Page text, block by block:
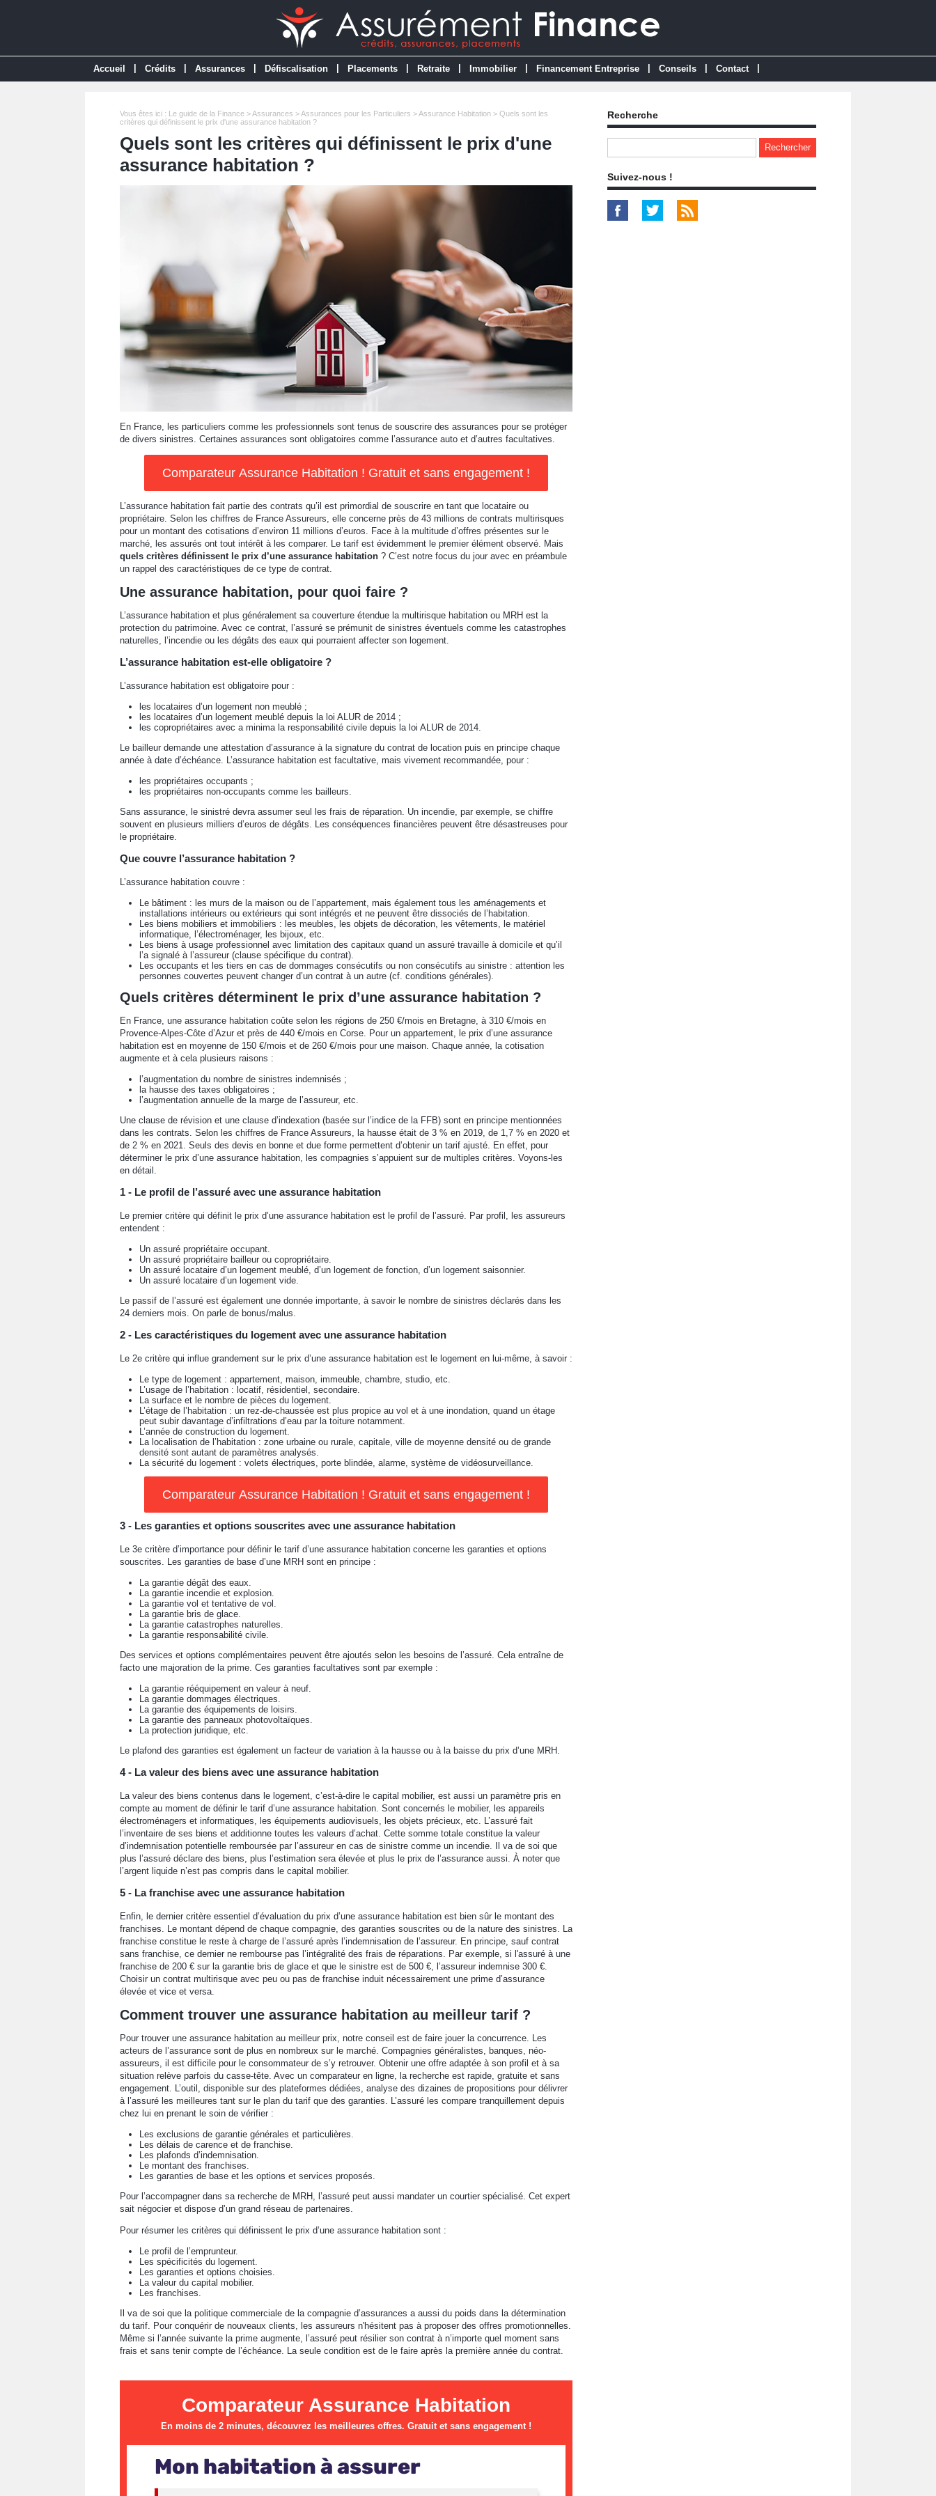
Accueil Crédits Assurances Défiscalisation Placements Retraite Immobilier Financement Entreprise Conseils Contact
Vous êtes ici : Le guide de la Finance >Assurances >Assurances pour les Particuliers >Assurance Habitation > Quels sont les
critères qui définissent le prix d'une assurance habitation ?
Quels sont les critères qui définissent le prix d'une
assurance habitation ?
En France, les particuliers comme les professionnels sont tenus de souscrire des assurances pour se protéger
de divers sinistres. Certaines assurances sont obligatoires comme l’assurance auto et d’autres facultatives.
Comparateur Assurance Habitation ! Gratuit et sans engagement !
L’assurance habitation fait partie des contrats qu’il est primordial de souscrire en tant que locataire ou
propriétaire. Selon les chiffres de France Assureurs, elle concerne près de 43 millions de contrats multirisques
pour un montant des cotisations d’environ 11 millions d’euros. Face à la multitude d’offres présentes sur le
marché, les assurés ont tout intérêt à les comparer. Le tarif est évidemment le premier élément observé. Mais
quels critères définissent le prix d’une assurance habitation ? C’est notre focus du jour avec en préambule
un rappel des caractéristiques de ce type de contrat.
Une assurance habitation, pour quoi faire ?
L’assurance habitation et plus généralement sa couverture étendue la multirisque habitation ou MRH est la
protection du patrimoine. Avec ce contrat, l’assuré se prémunit de sinistres éventuels comme les catastrophes
naturelles, l’incendie ou les dégâts des eaux qui pourraient affecter son logement.
L’assurance habitation est-elle obligatoire ?
L’assurance habitation est obligatoire pour :
les locataires d’un logement non meublé ;
les locataires d’un logement meublé depuis la loi ALUR de 2014 ;
les copropriétaires avec a minima la responsabilité civile depuis la loi ALUR de 2014.
Le bailleur demande une attestation d’assurance à la signature du contrat de location puis en principe chaque
année à date d’échéance. L’assurance habitation est facultative, mais vivement recommandée, pour :
les propriétaires occupants ;
les propriétaires non-occupants comme les bailleurs.
Sans assurance, le sinistré devra assumer seul les frais de réparation. Un incendie, par exemple, se chiffre
souvent en plusieurs milliers d’euros de dégâts. Les conséquences financières peuvent être désastreuses pour
le propriétaire.
Que couvre l’assurance habitation ?
L’assurance habitation couvre :
Le bâtiment : les murs de la maison ou de l’appartement, mais également tous les aménagements et
installations intérieurs ou extérieurs qui sont intégrés et ne peuvent être dissociés de l’habitation.
Les biens mobiliers et immobiliers : les meubles, les objets de décoration, les vêtements, le matériel
informatique, l’électroménager, les bijoux, etc.
Les biens à usage professionnel avec limitation des capitaux quand un assuré travaille à domicile et qu’il
l’a signalé à l’assureur (clause spécifique du contrat).
Les occupants et les tiers en cas de dommages consécutifs ou non consécutifs au sinistre : attention les
personnes couvertes peuvent changer d’un contrat à un autre (cf. conditions générales).
Quels critères déterminent le prix d’une assurance habitation ?
En France, une assurance habitation coûte selon les régions de 250 €/mois en Bretagne, à 310 €/mois en
Provence-Alpes-Côte d’Azur et près de 440 €/mois en Corse. Pour un appartement, le prix d’une assurance
habitation est en moyenne de 150 €/mois et de 260 €/mois pour une maison. Chaque année, la cotisation
augmente et à cela plusieurs raisons :
l’augmentation du nombre de sinistres indemnisés ;
la hausse des taxes obligatoires ;
l’augmentation annuelle de la marge de l’assureur, etc.
Une clause de révision et une clause d’indexation (basée sur l’indice de la FFB) sont en principe mentionnées
dans les contrats. Selon les chiffres de France Assureurs, la hausse était de 3 % en 2019, de 1,7 % en 2020 et
de 2 % en 2021. Seuls des devis en bonne et due forme permettent d’obtenir un tarif ajusté. En effet, pour
déterminer le prix d’une assurance habitation, les compagnies s’appuient sur de multiples critères. Voyons-les
en détail.
1 - Le profil de l’assuré avec une assurance habitation
Le premier critère qui définit le prix d’une assurance habitation est le profil de l’assuré. Par profil, les assureurs
entendent :
Un assuré propriétaire occupant.
Un assuré propriétaire bailleur ou copropriétaire.
Un assuré locataire d’un logement meublé, d’un logement de fonction, d’un logement saisonnier.
Un assuré locataire d’un logement vide.
Le passif de l’assuré est également une donnée importante, à savoir le nombre de sinistres déclarés dans les
24 derniers mois. On parle de bonus/malus.
2 - Les caractéristiques du logement avec une assurance habitation
Le 2e critère qui influe grandement sur le prix d’une assurance habitation est le logement en lui-même, à savoir :
Le type de logement : appartement, maison, immeuble, chambre, studio, etc.
L’usage de l’habitation : locatif, résidentiel, secondaire.
La surface et le nombre de pièces du logement.
L’étage de l’habitation : un rez-de-chaussée est plus propice au vol et à une inondation, quand un étage
peut subir davantage d’infiltrations d’eau par la toiture notamment.
L’année de construction du logement.
La localisation de l’habitation : zone urbaine ou rurale, capitale, ville de moyenne densité ou de grande
densité sont autant de paramètres analysés.
La sécurité du logement : volets électriques, porte blindée, alarme, système de vidéosurveillance.
Comparateur Assurance Habitation ! Gratuit et sans engagement !
3 - Les garanties et options souscrites avec une assurance habitation
Le 3e critère d’importance pour définir le tarif d’une assurance habitation concerne les garanties et options
souscrites. Les garanties de base d’une MRH sont en principe :
La garantie dégât des eaux.
La garantie incendie et explosion.
La garantie vol et tentative de vol.
La garantie bris de glace.
La garantie catastrophes naturelles.
La garantie responsabilité civile.
Des services et options complémentaires peuvent être ajoutés selon les besoins de l’assuré. Cela entraîne de
facto une majoration de la prime. Ces garanties facultatives sont par exemple :
La garantie rééquipement en valeur à neuf.
La garantie dommages électriques.
La garantie des équipements de loisirs.
La garantie des panneaux photovoltaïques.
La protection juridique, etc.
Le plafond des garanties est également un facteur de variation à la hausse ou à la baisse du prix d’une MRH.
4 - La valeur des biens avec une assurance habitation
La valeur des biens contenus dans le logement, c’est-à-dire le capital mobilier, est aussi un paramètre pris en
compte au moment de définir le tarif d’une assurance habitation. Sont concernés le mobilier, les appareils
électroménagers et informatiques, les équipements audiovisuels, les objets précieux, etc. L’assuré fait
l’inventaire de ses biens et additionne toutes les valeurs d’achat. Cette somme totale constitue la valeur
d’indemnisation potentielle remboursée par l’assureur en cas de sinistre comme un incendie. Il va de soi que
plus l’assuré déclare des biens, plus l’estimation sera élevée et plus le prix de l’assurance aussi. À noter que
l’argent liquide n’est pas compris dans le capital mobilier.
5 - La franchise avec une assurance habitation
Enfin, le dernier critère essentiel d’évaluation du prix d’une assurance habitation est bien sûr le montant des
franchises. Le montant dépend de chaque compagnie, des garanties souscrites ou de la nature des sinistres. La
franchise constitue le reste à charge de l’assuré après l’indemnisation de l’assureur. En principe, sauf contrat
sans franchise, ce dernier ne rembourse pas l’intégralité des frais de réparations. Par exemple, si l'assuré à une
franchise de 200 € sur la garantie bris de glace et que le sinistre est de 500 €, l’assureur indemnise 300 €.
Choisir un contrat multirisque avec peu ou pas de franchise induit nécessairement une prime d’assurance
élevée et vice et versa.
Comment trouver une assurance habitation au meilleur tarif ?
Pour trouver une assurance habitation au meilleur prix, notre conseil est de faire jouer la concurrence. Les
acteurs de l’assurance sont de plus en nombreux sur le marché. Compagnies généralistes, banques, néo-
assureurs, il est difficile pour le consommateur de s’y retrouver. Obtenir une offre adaptée à son profil et à sa
situation relève parfois du casse-tête. Avec un comparateur en ligne, la recherche est rapide, gratuite et sans
engagement. L’outil, disponible sur des plateformes dédiées, analyse des dizaines de propositions pour délivrer
à l’assuré les meilleures tant sur le plan du tarif que des garanties. L’assuré les compare tranquillement depuis
chez lui en prenant le soin de vérifier :
Les exclusions de garantie générales et particulières.
Les délais de carence et de franchise.
Les plafonds d’indemnisation.
Le montant des franchises.
Les garanties de base et les options et services proposés.
Pour l’accompagner dans sa recherche de MRH, l’assuré peut aussi mandater un courtier spécialisé. Cet expert
sait négocier et dispose d’un grand réseau de partenaires.
Pour résumer les critères qui définissent le prix d’une assurance habitation sont :
Le profil de l’emprunteur.
Les spécificités du logement.
Les garanties et options choisies.
La valeur du capital mobilier.
Les franchises.
Il va de soi que la politique commerciale de la compagnie d’assurances a aussi du poids dans la détermination
du tarif. Pour conquérir de nouveaux clients, les assureurs n'hésitent pas à proposer des offres promotionnelles.
Même si l’année suivante la prime augmente, l’assuré peut résilier son contrat à n’importe quel moment sans
frais et sans tenir compte de l’échéance. La seule condition est de le faire après la première année du contrat.
Comparateur Assurance Habitation
En moins de 2 minutes, découvrez les meilleures offres. Gratuit et sans engagement !
Recherche
Suivez-nous !